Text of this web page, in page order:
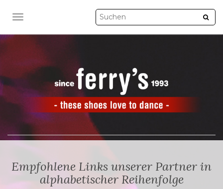
NAVIGATION UMSCHALTEN
Empfohlene Links unserer Partner in
alphabetischer Reihenfolge